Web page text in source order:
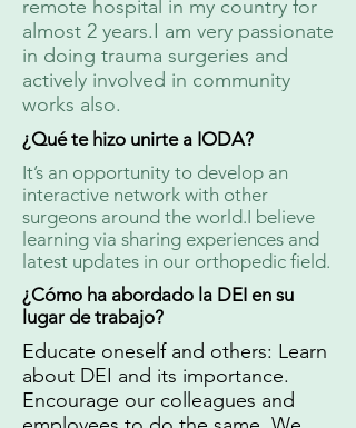
remote hospital in my country for
almost 2 years.I am very passionate
in doing trauma surgeries and
actively involved in community
works also.
¿Qué te hizo unirte a IODA?
It’s an opportunity to develop an
interactive network with other
surgeons around the world.I believe
learning via sharing experiences and
latest updates in our orthopedic field.
¿Cómo ha abordado la DEI en su
lugar de trabajo?
Educate oneself and others: Learn
about DEI and its importance.
Encourage our colleagues and